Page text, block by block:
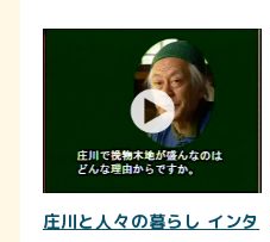
庄川と人々の暮らし インタ